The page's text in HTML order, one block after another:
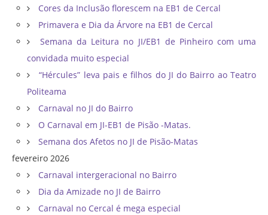
Cores da Inclusão florescem na EB1 de Cercal
Primavera e Dia da Árvore na EB1 de Cercal
Semana da Leitura no JI/EB1 de Pinheiro com uma
convidada muito especial
“Hércules” leva pais e filhos do JI do Bairro ao Teatro
Politeama
Carnaval no JI do Bairro
O Carnaval em JI-EB1 de Pisão -Matas.
Semana dos Afetos no JI de Pisão-Matas
fevereiro 2026
Carnaval intergeracional no Bairro
Dia da Amizade no JI de Bairro
Carnaval no Cercal é mega especial